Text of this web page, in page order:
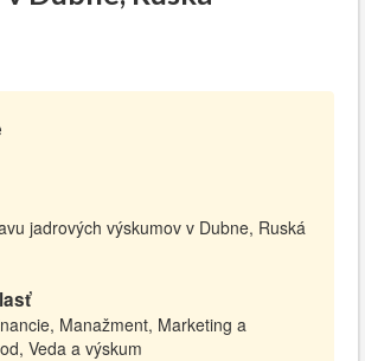
jadrových výskumov v Dubne, Ruská
Manažment, Marketing a
Veda a výskum